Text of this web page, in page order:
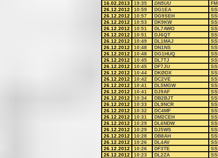
16.02.2013
19:35 DN5UU
FM
26.12.2012
10:59 DG1EA
26.12.2012
10:57 DG9SEH
26.12.2012
10:53 DK9KW
26.12.2012
10:51 DL7AWO
26.12.2012
10:51 DJ6QT
26.12.2012
10:49 DL1MAJ
26.12.2012
10:48 DN1NS
26.12.2012
10:48 DG1HUQ
26.12.2012
10:45 DL7TJ
26.12.2012
10:45 DF7JU
26.12.2012
10:44 DKØDX
26.12.2012
10:42 DC2VE
26.12.2012
10:41 DL5MGW
26.12.2012
10:41 DJ9AF
26.12.2012
10:34 DB2BJT
26.12.2012
10:33 DL9NCR
26.12.2012
10:32 DC4MF
26.12.2012
10:31 DM2CEH
26.12.2012
10:29 DL6NDW
26.12.2012
10:29 DJ5WS
26.12.2012
10:28 DB8AH
26.12.2012
10:26 DL4AV
26.12.2012
10:26 DF3TE
26.12.2012
10:23 DL2ZA